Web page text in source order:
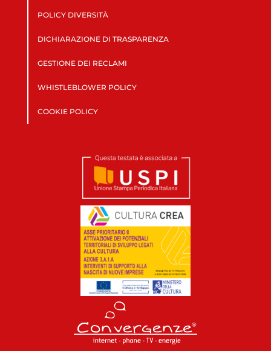
POLICY DIVERSITÀ
DICHIARAZIONE DI TRASPARENZA
GESTIONE DEI RECLAMI
WHISTLEBLOWER POLICY
COOKIE POLICY